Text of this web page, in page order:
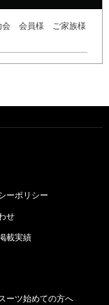
会 会員様 ご家族様
ーポリシー
せ
載実績
ーツ始めての方へ